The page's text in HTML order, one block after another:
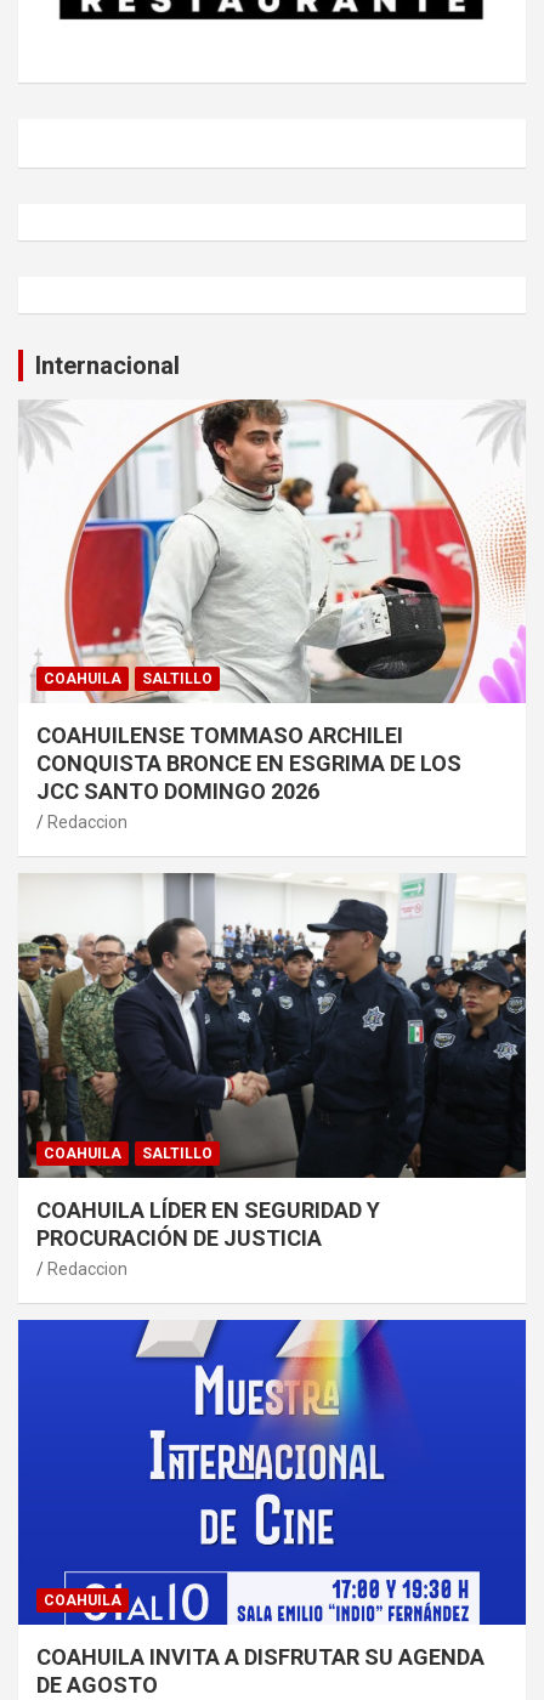
Internacional
COAHUILA SALTILLO
COAHUILENSE TOMMASO ARCHILEI
CONQUISTA BRONCE EN ESGRIMA DE LOS
JCC SANTO DOMINGO 2026
Redaccion
COAHUILA SALTILLO
COAHUILA LÍDER EN SEGURIDAD Y
PROCURACIÓN DE JUSTICIA
Redaccion
COAHUILA
COAHUILA INVITA A DISFRUTAR SU AGENDA
DE AGOSTO